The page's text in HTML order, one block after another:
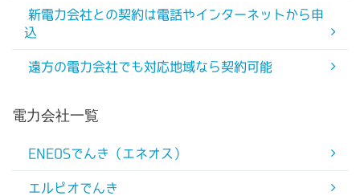
新電力会社との契約は電話やインターネットから申
込
遠方の電力会社でも対応地域なら契約可能
電力会社一覧
ENEOSでんき（エネオス）
エルピオでんき